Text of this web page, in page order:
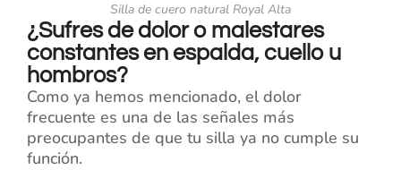
Silla de cuero natural Royal Alta
¿Sufres de dolor o malestares
constantes en espalda, cuello u
hombros?
Como ya hemos mencionado, el dolor
frecuente es una de las señales más
preocupantes de que tu silla ya no cumple su
función.